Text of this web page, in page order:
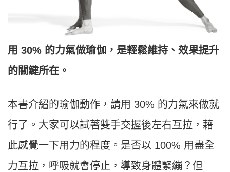
用 30% 的力氣做瑜伽，是輕鬆維持、效果提升
的關鍵所在。
本書介紹的瑜伽動作，請用 30% 的力氣來做就
行了。大家可以試著雙手交握後左右互拉，藉
此感覺一下用力的程度。是否以 100% 用盡全
力互拉，呼吸就會停止，導致身體緊繃？但